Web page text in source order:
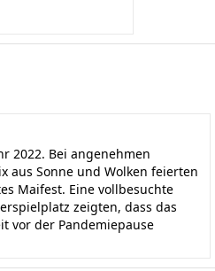
2022. Bei angenehmen
aus Sonne und Wolken feierten
Maifest. Eine vollbesuchte
zeigten, dass das
vor der Pandemiepause